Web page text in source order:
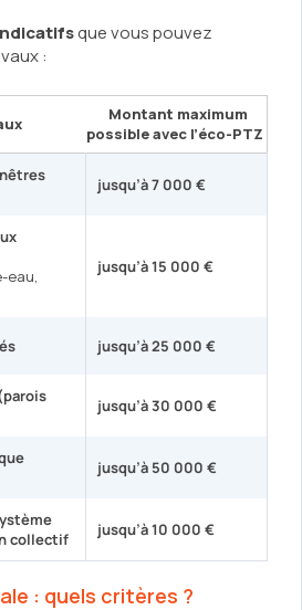
que vous pouvez
:
Montant maximum
possible avec l’éco-PTZ
jusqu’à7 000 €
eau,
jusqu’à15 000 €
jusqu’à25 000 €
jusqu’à30 000 €
jusqu’à 50 000 €
collectif
jusqu’à10 000 €
: quels critères ?